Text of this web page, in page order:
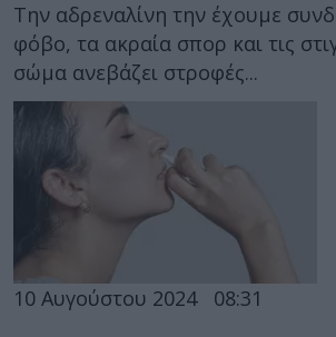
Την αδρεναλίνη την έχουμε
φόβο, τα ακραία σπορ και τις
σώμα ανεβάζει στροφές...
10 Αυγούστου 2024 08:31